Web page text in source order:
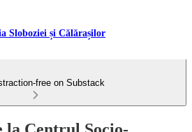
Sloboziei și Călărașilor
free on Substack